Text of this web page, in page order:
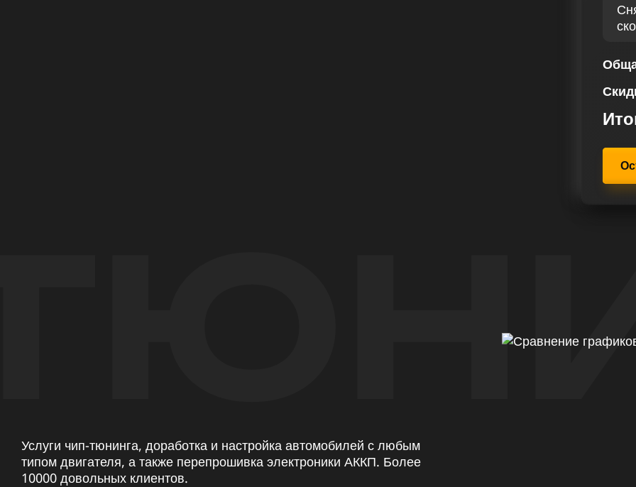
Услуги чип-тюнинга, доработка и настройка автомобилей с любым
типом двигателя, а также перепрошивка электроники АККП. Более
10000 довольных клиентов.